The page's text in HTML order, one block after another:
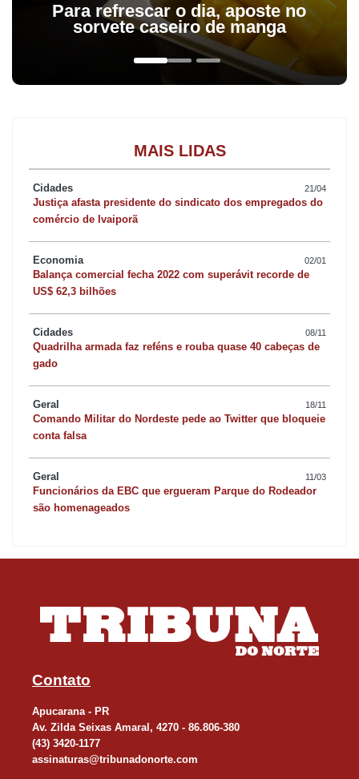
Para refrescar o dia, aposte no
sorvete caseiro de manga
MAIS LIDAS
Cidades 21/04
Justiça afasta presidente do sindicato dos empregados do
comércio de Ivaiporã
Economia 02/01
Balança comercial fecha 2022 com superávit recorde de
US$ 62,3 bilhões
Cidades 08/11
Quadrilha armada faz reféns e rouba quase 40 cabeças de
gado
Geral 18/11
Comando Militar do Nordeste pede ao Twitter que bloqueie
conta falsa
Geral 11/03
Funcionários da EBC que ergueram Parque do Rodeador
são homenageados
Contato
Apucarana - PR
Av. Zilda Seixas Amaral, 4270 - 86.806-380
(43) 3420-1177
assinaturas@tribunadonorte.com